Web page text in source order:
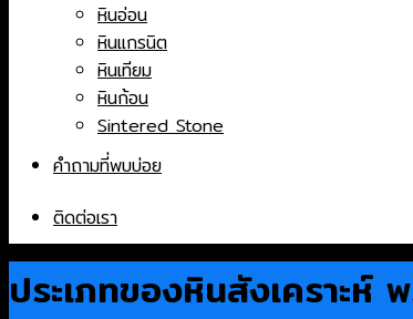
หินอ่อน
หินแกรนิต
หินเทียม
หินก้อน
Sintered Stone
คำถามที่พบบ่อย
ติดต่อเรา
ประเภทของหินสังเคราะห์